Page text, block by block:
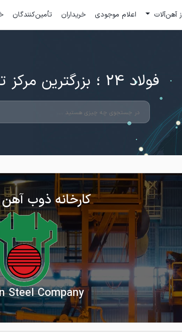
آهن‌آلات اعلام موجودی خریداران تأمین‌کنندگان
فولاد 24 ؛ بزرگترین مرکز تجارت آنلاین فلزات
کارخانه ذوب
Steel Company